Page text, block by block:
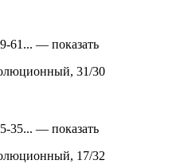
61... — показать
31/30
35... — показать
17/32